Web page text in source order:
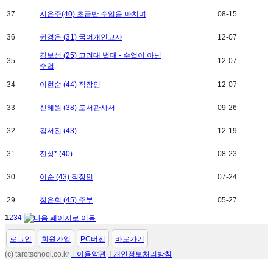
37 지은주(40) 초급반 수업을 마치며 08-15
36 권경은 (31) 국어개인교사 12-07
35
김보성 (25) 고려대 법대 - 수업이 아닌
수업
12-07
34 이현순 (44) 직장인 12-07
33 신혜원 (38) 도서관사서 09-26
32 김서진 (43) 12-19
31 전상* (40) 08-23
30 이순 (43) 직장인 07-24
29 정은회 (45) 주부 05-27
1234
로그인 회원가입 PC버전
바로가기
(c) tarotschool.co.kr
이용약관 개인정보처리방침